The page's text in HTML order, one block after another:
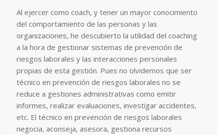
Al ejercer como coach, y tener un mayor conocimiento
del comportamiento de las personas y las
organizaciones, he descubierto la utilidad del coaching
a la hora de gestionar sistemas de prevención de
riesgos laborales y las interacciones personales
propias de esta gestión. Pues no olvidemos que ser
técnico en prevención de riesgos laborales no se
reduce a gestiones administrativas como emitir
informes, realizar evaluaciones, investigar accidentes,
etc. El técnico en prevención de riesgos laborales
negocia, aconseja, asesora, gestiona recursos